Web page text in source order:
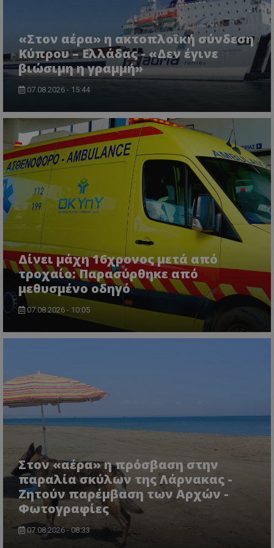
«Στον αέρα» η ακτοπλοϊκή σύνδεση
Κύπρου – Ελλάδας - «Δεν έγινε
βιώσιμη η γραμμή»
07.08.2026 - 15:44
Δίνει μάχη 16χρονος μετά από
τροχαίο: Παρασύρθηκε από
μεθυσμένο οδηγό
07.08.2026 - 10:05
Στον «αέρα» η πρόσβαση στην
παραλία σκύλων της Λάρνακας -
Ζητούν παρέμβαση των Αρχών -
Φωτογραφίες
07.08.2026 - 08:33
.lifenewscy.tothemaonline.com
ASP.NET_SessionId
Microsoft Corporation
VISITOR_PRIVACY_METADATA
YouTube